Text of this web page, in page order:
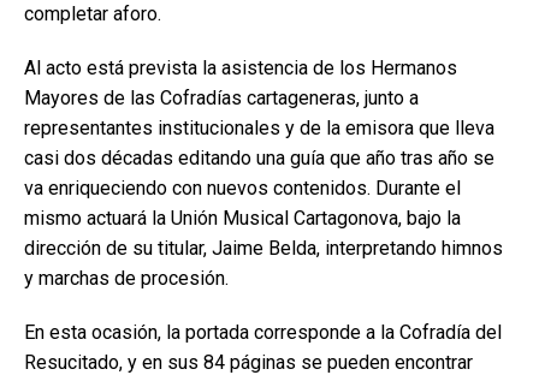
completar aforo.
Al acto está prevista la asistencia de los Hermanos
Mayores de las Cofradías cartageneras, junto a
representantes institucionales y de la emisora que lleva
casi dos décadas editando una guía que año tras año se
va enriqueciendo con nuevos contenidos. Durante el
mismo actuará la Unión Musical Cartagonova, bajo la
dirección de su titular, Jaime Belda, interpretando himnos
y marchas de procesión.
En esta ocasión, la portada corresponde a la Cofradía del
Resucitado, y en sus 84 páginas se pueden encontrar